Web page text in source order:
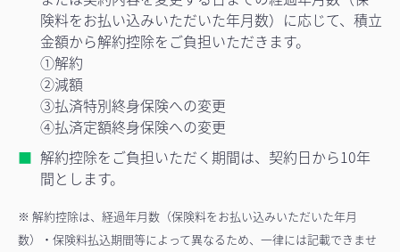
険料をお払い込みいただいた年月数）に応じて、積立
金額から解約控除をご負担いただきます。
①解約
②減額
③払済特別終身保険への変更
④払済定額終身保険への変更
解約控除をご負担いただく期間は、契約日から10年
間とします。
※ 解約控除は、経過年月数（保険料をお払い込みいただいた年月
数）・保険料払込期間等によって異なるため、一律には記載できませ